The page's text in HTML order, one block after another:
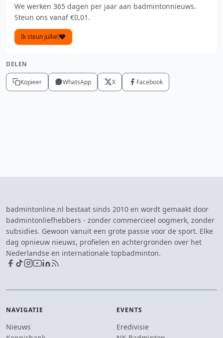
We werken 365 dagen per jaar aan badmintonnieuws.
Steun ons vanaf €0,01.
Ik steun jullie!
DELEN
Kopieer WhatsApp X Facebook
badmintonline.nl bestaat sinds 2010 en wordt gemaakt door
badmintonliefhebbers - zonder commercieel oogmerk, zonder
subsidies. Gewoon vanuit een grote passie voor de sport. Elke
dag opnieuw nieuws, profielen en achtergronden over het
Nederlandse en internationale topbadminton.
NAVIGATIE
Nieuws
EVENTS
Eredivisie